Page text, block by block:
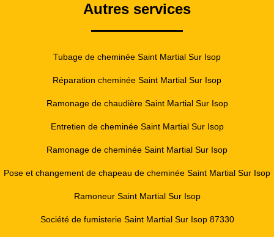
Autres services
Tubage de cheminée Saint Martial Sur Isop
Réparation cheminée Saint Martial Sur Isop
Ramonage de chaudière Saint Martial Sur Isop
Entretien de cheminée Saint Martial Sur Isop
Ramonage de cheminée Saint Martial Sur Isop
Pose et changement de chapeau de cheminée Saint Martial Sur Isop
Ramoneur Saint Martial Sur Isop
Société de fumisterie Saint Martial Sur Isop 87330